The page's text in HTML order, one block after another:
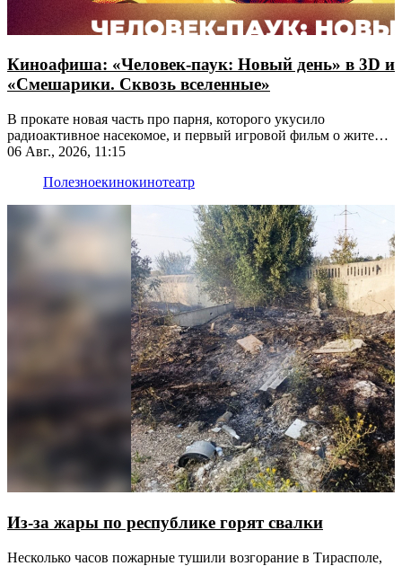
Киноафиша: «Человек-паук: Новый день» в 3D и
«Смешарики. Сквозь вселенные»
В прокате новая часть про парня, которого укусило
радиоактивное насекомое, и первый игровой фильм о жителях
Ромашковой долины
06 Авг., 2026, 11:15
Полезноекинокинотеатр
Из-за жары по республике горят свалки
Несколько часов пожарные тушили возгорание в Тирасполе,